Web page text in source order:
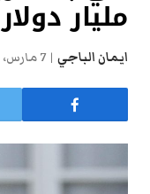
مليار دولار
ايمان الباجي 7 مارس، 2023